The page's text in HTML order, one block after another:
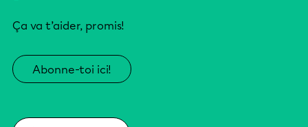
Ça va t’aider, promis!
Abonne-toi ici!